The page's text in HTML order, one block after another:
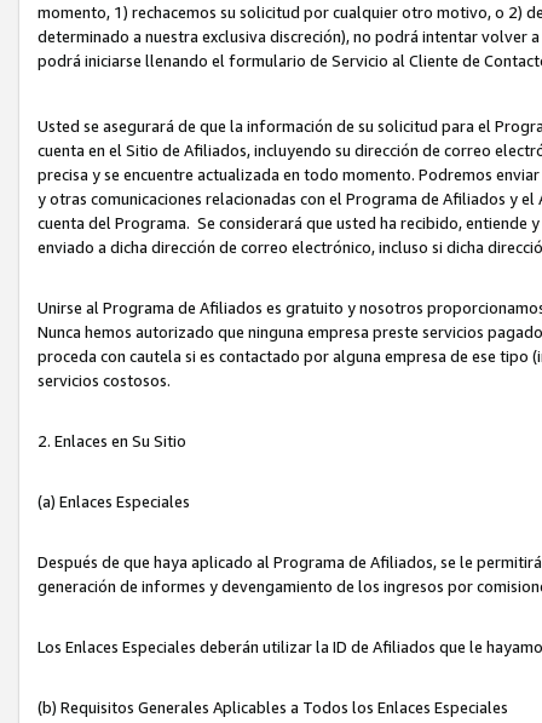
momento, 1) rechacemos su solicitud por cualquier otro motivo, o 2)
determinado a nuestra exclusiva discreción), no podrá intentar volver
podrá iniciarse llenando el formulario de Servicio al Cliente de
Usted se asegurará de que la información de su solicitud para el
cuenta en el Sitio de Afiliados, incluyendo su dirección de correo
precisa y se encuentre actualizada en todo momento. Podremos
y otras comunicaciones relacionadas con el Programa de Afiliados y
cuenta del Programa. Se considerará que usted ha recibido, entiende
enviado a dicha dirección de correo electrónico, incluso si dicha
Unirse al Programa de Afiliados es gratuito y nosotros
Nunca hemos autorizado que ninguna empresa preste servicios
proceda con cautela si es contactado por alguna empresa de ese
servicios costosos.
2. Enlaces en Su Sitio
(a) Enlaces Especiales
Después de que haya aplicado al Programa de Afiliados, se le
generación de informes y devengamiento de los ingresos por
Los Enlaces Especiales deberán utilizar la ID de Afiliados que le
(b) Requisitos Generales Aplicables a Todos los Enlaces Especiales